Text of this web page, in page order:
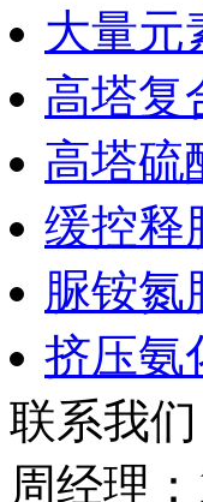
大量元
高塔复
高塔硫
缓控释
脲铵氮
挤压氨
联系我们
周经理